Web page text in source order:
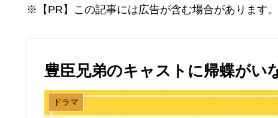
※【PR】この記事には広告が含む場合があります。
豊臣兄弟のキャストに帰蝶がい
ドラマ